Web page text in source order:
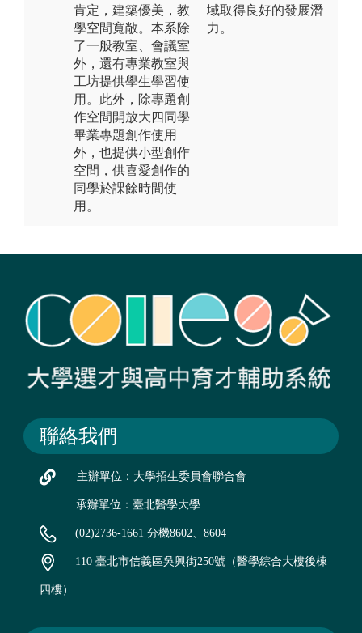
肯定，建築優美，教
學空間寬敞。本系除
了一般教室、會議室
外，還有專業教室與
工坊提供學生學習使
用。此外，除專題創
作空間開放大四同學
畢業專題創作使用
外，也提供小型創作
空間，供喜愛創作的
同學於課餘時間使
用。
域取得良好的發展潛
力。
聯絡我們
主辦單位：大學招生委員會聯合會
承辦單位：臺北醫學大學
(02)2736-1661 分機8602、8604
110 臺北市信義區吳興街250號（醫學綜合大樓後棟
四樓）